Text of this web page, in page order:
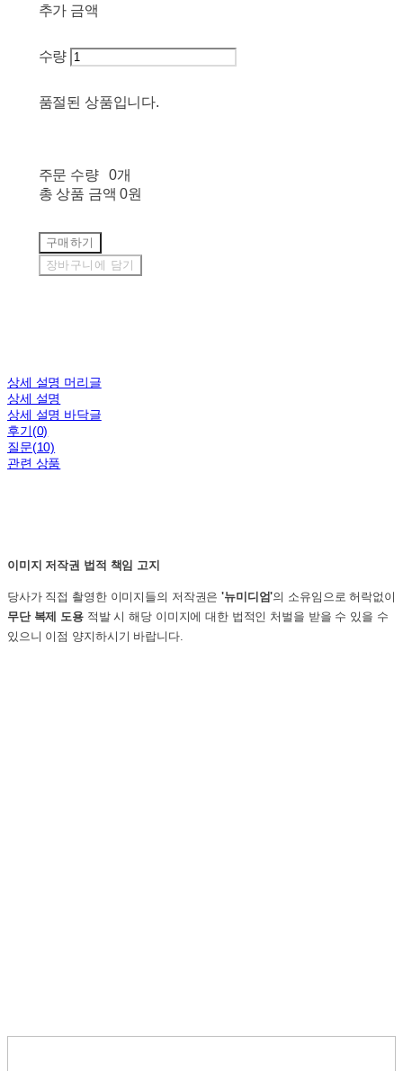
추가 금액
수량
품절된 상품입니다.
주문 수량
0개
총 상품 금액 0원
구매하기
장바구니에 담기
상세 설명 머리글
상세 설명
상세 설명 바닥글
후기(0)
질문(10)
관련 상품
이미지 저작권 법적 책임 고지
당사가 직접 촬영한 이미지들의 저작권은'뉴미디엄'의 소유임으로 허락없이
무단 복제 도용적발 시 해당 이미지에 대한 법적인 처벌을 받을 수 있을 수
있으니 이점 양지하시기 바랍니다.